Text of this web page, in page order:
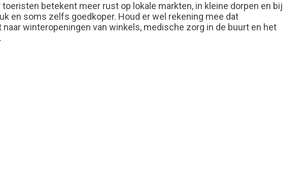
betekent meer rust op lokale markten, in kleine dorpen en bij
en soms zelfs goedkoper. Houd er wel rekening mee dat
winteropeningen van winkels, medische zorg in de buurt en het